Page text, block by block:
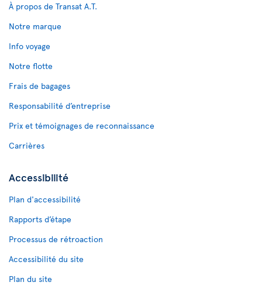
À propos de Transat A.T.
Notre marque
Info voyage
Notre flotte
Frais de bagages
Responsabilité d’entreprise
Prix et témoignages de reconnaissance
Carrières
Accessibilité
Plan d'accessibilité
Rapports d’étape
Processus de rétroaction
Accessibilité du site
Plan du site